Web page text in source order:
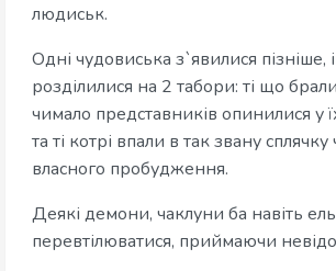
людиськ.
Одні чудовиська з`явилися пізніше,
розділилися на 2 табори: ті що
чимало представників опинилися у
та ті котрі впали в так звану
власного пробудження.
Деякі демони, чаклуни ба навіть
перевтілюватися, приймаючи